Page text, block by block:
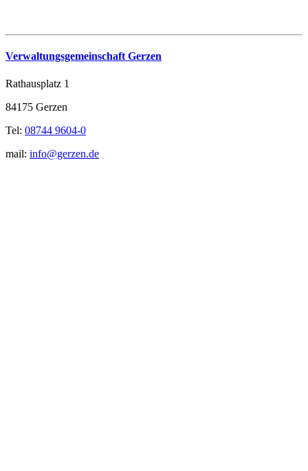
Verwaltungsgemeinschaft Gerzen
Rathausplatz 1
84175 Gerzen
Tel: 08744 9604-0
mail: info@gerzen.de